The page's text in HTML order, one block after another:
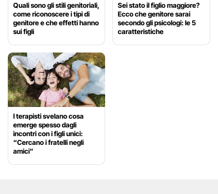
Quali sono gli stili genitoriali,
come riconoscere i tipi di
genitore e che effetti hanno
sui figli
Sei stato il figlio maggiore?
Ecco che genitore sarai
secondo gli psicologi: le 5
caratteristiche
I terapisti svelano cosa
emerge spesso dagli
incontri con i figli unici:
“Cercano i fratelli negli
amici”